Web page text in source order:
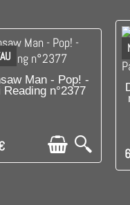
DISPONIBLE
Man - Pop! -
Reading n°2377